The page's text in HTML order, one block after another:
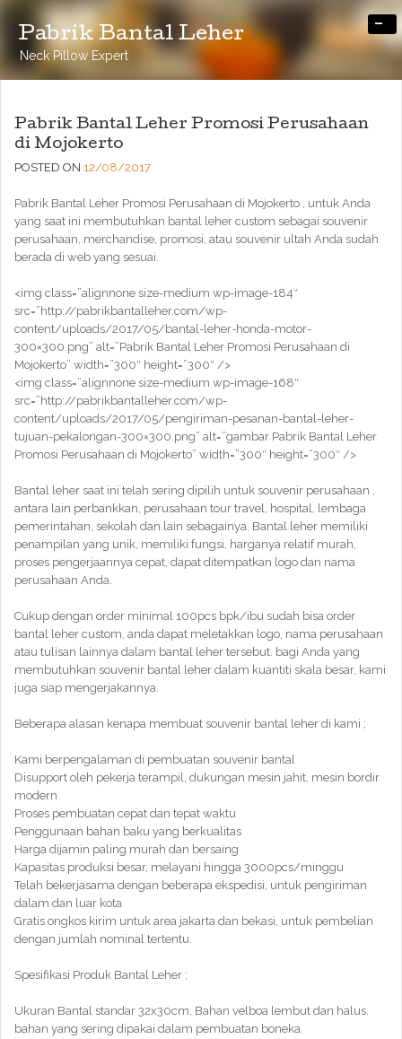
Pabrik Bantal Leher
Neck Pillow Expert
-
Pabrik Bantal Leher Promosi Perusahaan
di Mojokerto
POSTED ON 12/08/2017
Pabrik Bantal Leher Promosi Perusahaan di Mojokerto , untuk Anda
yang saat ini membutuhkan bantal leher custom sebagai souvenir
perusahaan, merchandise, promosi, atau souvenir ultah Anda sudah
berada di web yang sesuai.
<img class=”alignnone size-medium wp-image-184″
src=”http://pabrikbantalleher.com/wp-
content/uploads/2017/05/bantal-leher-honda-motor-
300×300.png” alt=”Pabrik Bantal Leher Promosi Perusahaan di
Mojokerto” width=”300″ height=”300″ />
<img class=”alignnone size-medium wp-image-168″
src=”http://pabrikbantalleher.com/wp-
content/uploads/2017/05/pengiriman-pesanan-bantal-leher-
tujuan-pekalongan-300×300.png” alt=”gambar Pabrik Bantal Leher
Promosi Perusahaan di Mojokerto” width=”300″ height=”300″ />
Bantal leher saat ini telah sering dipilih untuk souvenir perusahaan ,
antara lain perbankkan, perusahaan tour travel, hospital, lembaga
pemerintahan, sekolah dan lain sebagainya. Bantal leher memiliki
penampilan yang unik, memiliki fungsi, harganya relatif murah,
proses pengerjaannya cepat, dapat ditempatkan logo dan nama
perusahaan Anda.
Cukup dengan order minimal 100pcs bpk/ibu sudah bisa order
bantal leher custom, anda dapat meletakkan logo, nama perusahaan
atau tulisan lainnya dalam bantal leher tersebut. bagi Anda yang
membutuhkan souvenir bantal leher dalam kuantiti skala besar, kami
juga siap mengerjakannya.
Beberapa alasan kenapa membuat souvenir bantal leher di kami ;
Kami berpengalaman di pembuatan souvenir bantal
Disupport oleh pekerja terampil, dukungan mesin jahit, mesin bordir
modern
Proses pembuatan cepat dan tepat waktu
Penggunaan bahan baku yang berkualitas
Harga dijamin paling murah dan bersaing
Kapasitas produksi besar, melayani hingga 3000pcs/minggu
Telah bekerjasama dengan beberapa ekspedisi, untuk pengiriman
dalam dan luar kota
Gratis ongkos kirim untuk area jakarta dan bekasi, untuk pembelian
dengan jumlah nominal tertentu.
Spesifikasi Produk Bantal Leher ;
Ukuran Bantal standar 32x30cm, Bahan velboa lembut dan halus.
bahan yang sering dipakai dalam pembuatan boneka.